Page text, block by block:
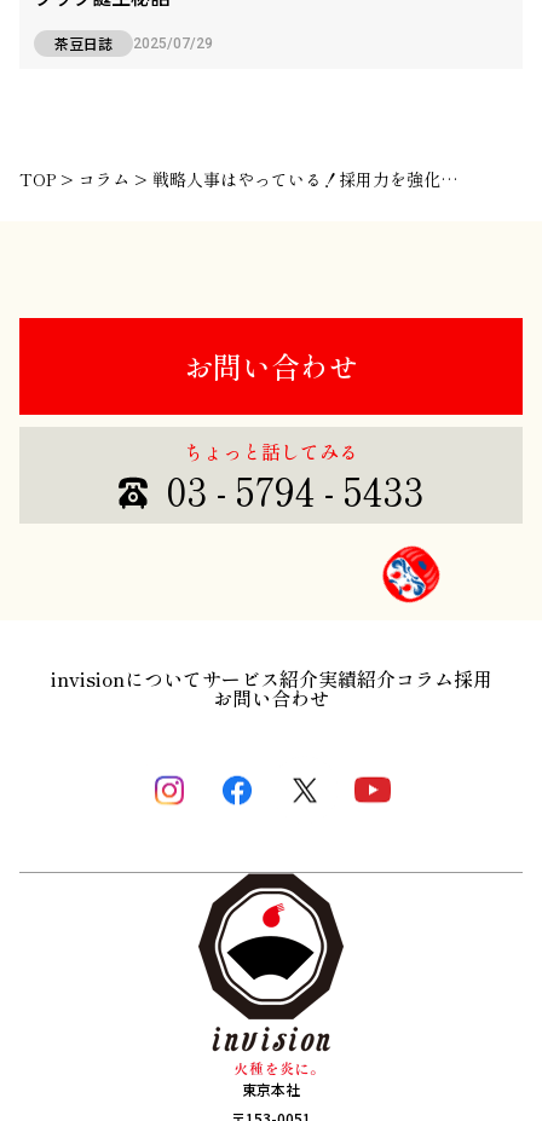
茶豆日誌 2025/07/29
TOP > コラム > 戦略人事はやっている！採用力を強化する「採用ブランディング」とは？
お問い合わせ
ちょっと話してみる
03 - 5794 - 5433
invisionについてサービス紹介実績紹介コラム採用
お問い合わせ
東京本社